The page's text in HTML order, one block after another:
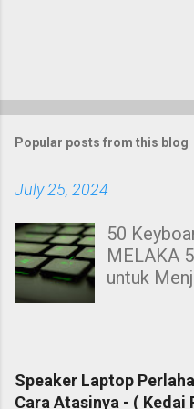
Popular posts from this blog
July 25, 2024
50
MELAKA
untuk
kepada
Speaker Laptop
Cara Atasinya - ( Kedai